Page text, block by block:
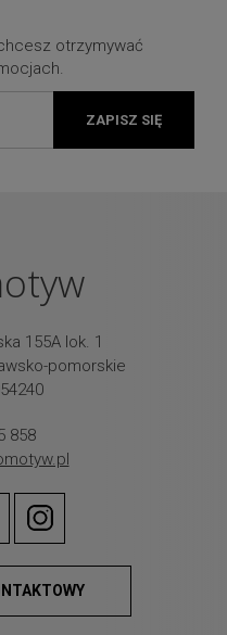
otrzymywać
ZAPISZ SIĘ
155A lok. 1
pomorskie
858